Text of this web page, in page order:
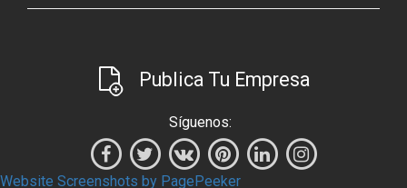
Publica Tu Empresa
Síguenos:
Website Screenshots by PagePeeker